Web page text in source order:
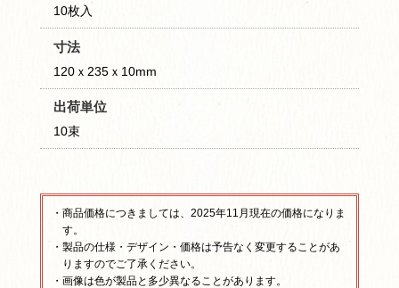
10枚入
寸法
120ｘ235ｘ10mm
出荷単位
10束
・商品価格につきましては、2025年11月現在の価格になりま
す。
・製品の仕様・デザイン・価格は予告なく変更することがあ
りますのでご了承ください。
・画像は色が製品と多少異なることがあります。